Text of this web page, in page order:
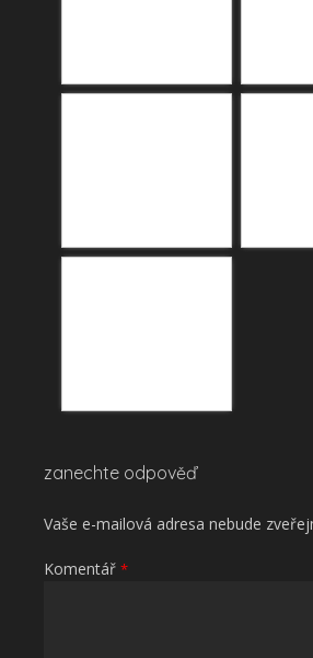
zanechte odpověď
Vaše e-mailová adresa nebude
Komentář *